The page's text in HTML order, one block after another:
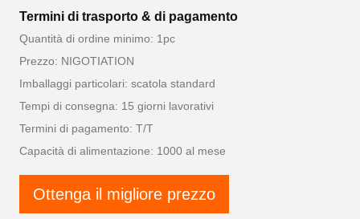
Termini di trasporto & di pagamento
Quantità di ordine minimo: 1pc
Prezzo: NIGOTIATION
Imballaggi particolari: scatola standard
Tempi di consegna: 15 giorni lavorativi
Termini di pagamento: T/T
Capacità di alimentazione: 1000 al mese
Ottenga il migliore prezzo